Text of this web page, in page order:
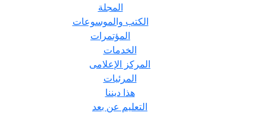
المجلة
الكتب والموسوعات
المؤتمرات
الخدمات
المركز الإعلامى
المرئيات
هذا ديننا
التعليم عن بعد